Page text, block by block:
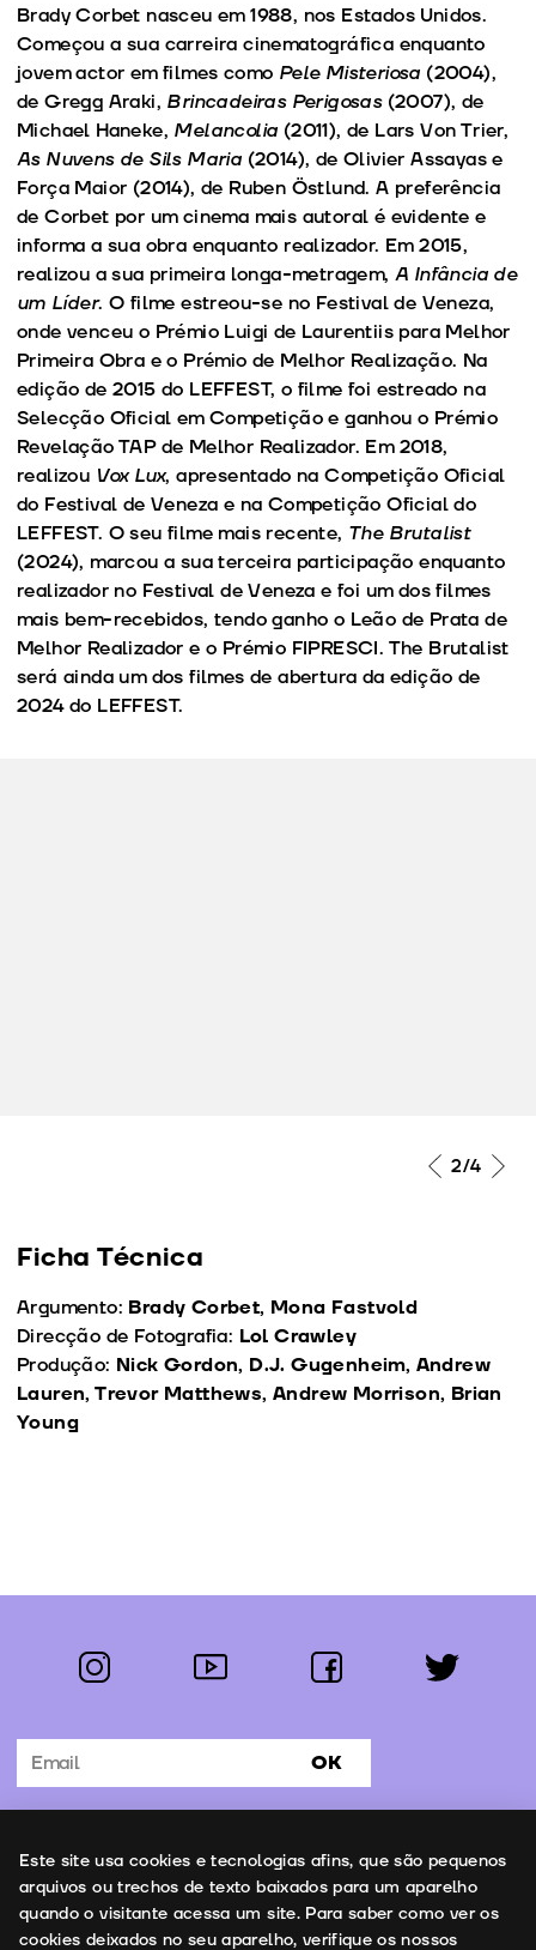
Brady Corbet nasceu em 1988, nos Estados Unidos.
Começou a sua carreira cinematográfica enquanto
jovem actor em filmes como Pele Misteriosa (2004),
de Gregg Araki, Brincadeiras Perigosas (2007), de
Michael Haneke, Melancolia (2011), de Lars Von Trier,
As Nuvens de Sils Maria (2014), de Olivier Assayas e
Força Maior (2014), de Ruben Östlund. A preferência
de Corbet por um cinema mais autoral é evidente e
informa a sua obra enquanto realizador. Em 2015,
realizou a sua primeira longa-metragem, A Infância de
um Líder. O filme estreou-se no Festival de Veneza,
onde venceu o Prémio Luigi de Laurentiis para Melhor
Primeira Obra e o Prémio de Melhor Realização. Na
edição de 2015 do LEFFEST, o filme foi estreado na
Selecção Oficial em Competição e ganhou o Prémio
Revelação TAP de Melhor Realizador. Em 2018,
realizou Vox Lux, apresentado na Competição Oficial
do Festival de Veneza e na Competição Oficial do
LEFFEST. O seu filme mais recente, The Brutalist
(2024), marcou a sua terceira participação enquanto
realizador no Festival de Veneza e foi um dos filmes
mais bem-recebidos, tendo ganho o Leão de Prata de
Melhor Realizador e o Prémio FIPRESCI. The Brutalist
será ainda um dos filmes de abertura da edição de
2024 do LEFFEST.
2/4
Ficha Técnica
Argumento: Brady Corbet, Mona Fastvold
Direcção de Fotografia: Lol Crawley
Produção: Nick Gordon, D.J. Gugenheim, Andrew
Lauren, Trevor Matthews, Andrew Morrison, Brian
Young
Segue-nos:
instagram youtube facebook twitter
Subscrever Newsletter OK
Contactos
Este site usa cookies e tecnologias afins, que são pequenos
arquivos ou trechos de texto baixados para um aparelho
quando o visitante acessa um site. Para saber como ver os
cookies deixados no seu aparelho, verifique os nossos